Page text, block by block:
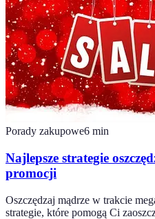
Porady zakupowe6 min
Najlepsze strategie
promocji
Oszczędzaj mądrze w trakcie
strategie, które pomogą Ci